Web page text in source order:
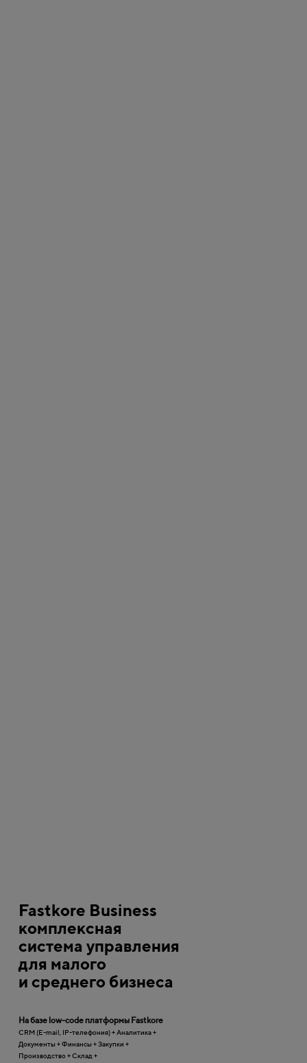
Fastkore Business
комплексная
система управления
для малого
и среднего бизнеса
На базе low-code платформы Fastkore
CRM (E-mail, IP-телефония) + Аналитика +
Документы + Финансы + Закупки +
Производство + Склад +